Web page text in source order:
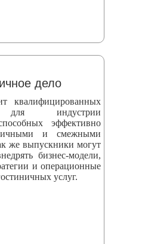
дело
квалифицированных
для индустрии
эффективно
и смежными
же выпускники могут
бизнес‑модели,
и операционные
услуг.